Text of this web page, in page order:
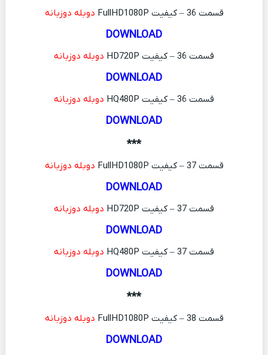
قسمت 36 – کیفیت FullHD1080P دوبله دوزبانه
DOWNLOAD
قسمت 36 – کیفیت HD720P دوبله دوزبانه
DOWNLOAD
قسمت 36 – کیفیت HQ480P دوبله دوزبانه
DOWNLOAD
***
قسمت 37 – کیفیت FullHD1080P دوبله دوزبانه
DOWNLOAD
قسمت 37 – کیفیت HD720P دوبله دوزبانه
DOWNLOAD
قسمت 37 – کیفیت HQ480P دوبله دوزبانه
DOWNLOAD
***
قسمت 38 – کیفیت FullHD1080P دوبله دوزبانه
DOWNLOAD